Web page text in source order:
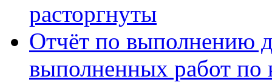
расторгнуты
Отчёт по выполнению
выполненных работ по